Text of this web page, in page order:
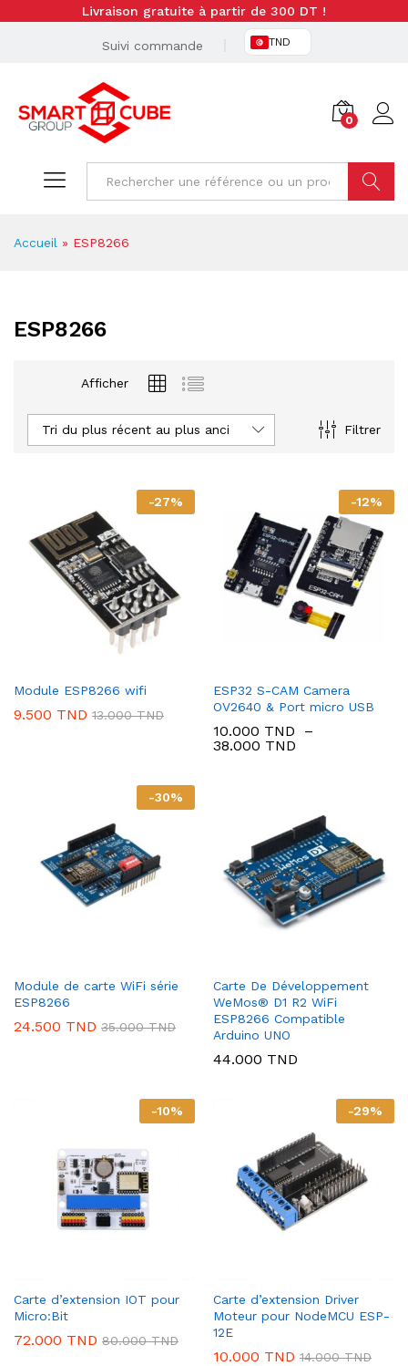
Livraison gratuite à partir de 300 DT !
Suivi commande TND
0
Accueil » ESP8266
ESP8266
Afficher
Filtrer
Tri du plus récent au plus ancien
-27%
Module ESP8266 wifi
9.500 TND 13.000TND
-12%
ESP32 S-CAM Camera
OV2640 & Port micro USB
10.000 TND
–
38.000 TND
38.000 TND
-30%
Module de carte WiFi série
ESP8266
24.500 TND 35.000TND
Carte De Développement
WeMos® D1 R2 WiFi
ESP8266 Compatible
Arduino UNO
44.000 TND
-10%
Carte d’extension IOT pour
Micro:Bit
72.000 TND 80.000TND
-29%
Carte d’extension Driver
Moteur pour NodeMCU ESP-
12E
10.000 TND 14.000TND